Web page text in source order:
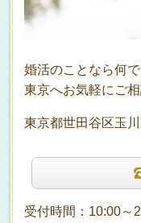
婚活のことなら何
東京へお気軽にご相
東京都世田谷区玉
受付時間：10:00～